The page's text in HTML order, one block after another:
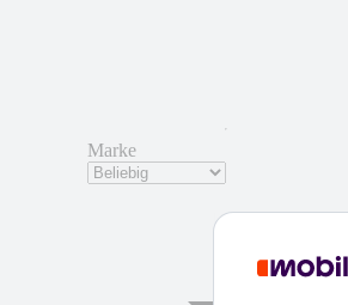
Marke